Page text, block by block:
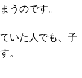
うのです。
いた人でも、子
。